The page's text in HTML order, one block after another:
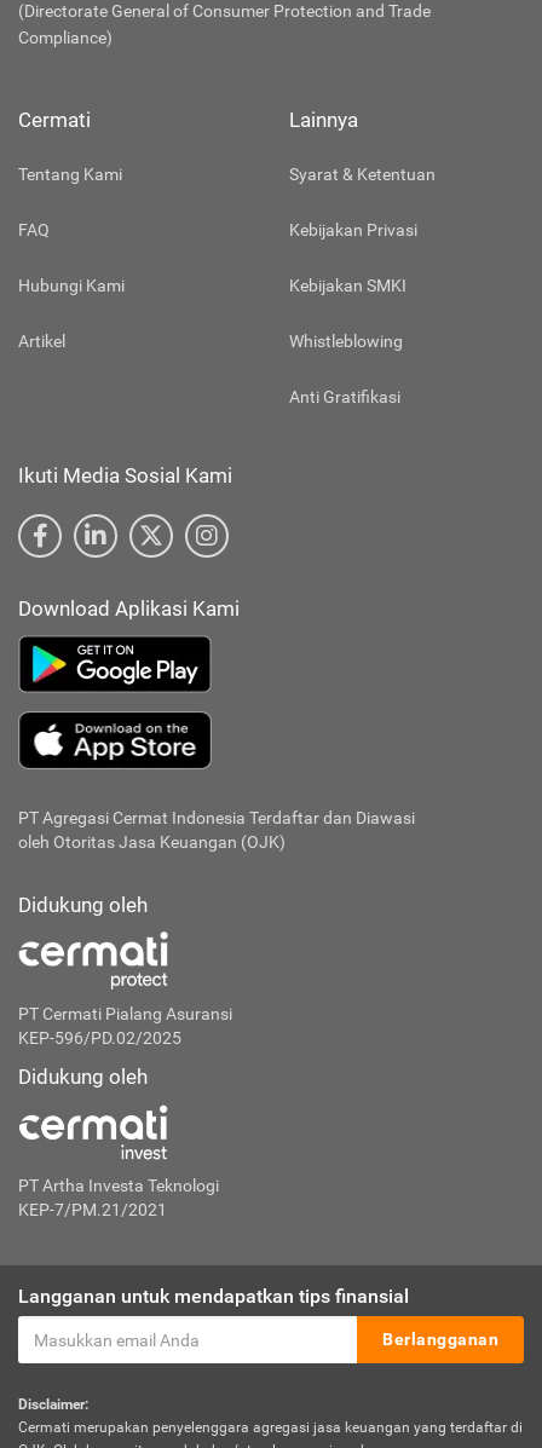
(Directorate General of Consumer Protection and Trade
Compliance)
Cermati
Tentang Kami
FAQ
Hubungi Kami
Artikel
Lainnya
Syarat & Ketentuan
Kebijakan Privasi
Kebijakan SMKI
Whistleblowing
Anti Gratifikasi
Ikuti Media Sosial Kami
Download Aplikasi Kami
PT Agregasi Cermat Indonesia Terdaftar dan Diawasi
oleh Otoritas Jasa Keuangan (OJK)
Didukung oleh
PT Cermati Pialang Asuransi
KEP-596/PD.02/2025
Didukung oleh
PT Artha Investa Teknologi
KEP-7/PM.21/2021
Langganan untuk mendapatkan tips finansial
Berlangganan
Disclaimer:
Cermati merupakan penyelenggara agregasi jasa keuangan yang terdaftar di